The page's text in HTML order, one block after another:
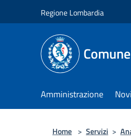
Regione Lombardia
Amministrazione
Home > Servizi >